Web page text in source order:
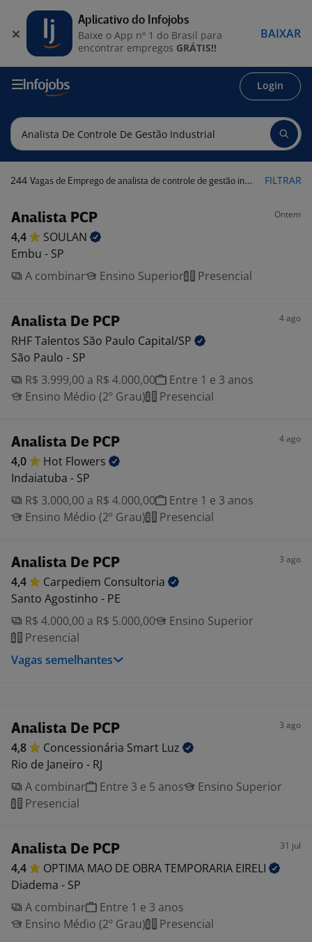
Login
244 Vagas de Emprego de analista de controle de gestão industrial FILTRAR
Analista PCP Ontem
4,4
SOULAN
Embu - SP
A combinar
Ensino Superior Presencial
Analista De PCP 4 ago
RHF Talentos São Paulo Capital/SP
São Paulo - SP
R$ 3.999,00 a R$ 4.000,00
Entre 1 e 3 anos
Ensino Médio (2º Grau)
Presencial
Analista De PCP 4 ago
4,0 Hot Flowers
Indaiatuba - SP
R$ 3.000,00 a R$ 4.000,00
Entre 1 e 3 anos
Ensino Médio (2º Grau)
Presencial
Analista De PCP 3 ago
4,4 Carpediem Consultoria
Santo Agostinho - PE
R$ 4.000,00 a R$ 5.000,00
Ensino Superior
Presencial
Vagas semelhantes
Analista De PCP 3 ago
4,8 Concessionária Smart Luz
Rio de Janeiro - RJ
A combinar
Entre 3 e 5 anos
Ensino Superior
Presencial
Analista De PCP 31 jul
4,4 OPTIMA MAO DE OBRA TEMPORARIA EIRELI
Diadema - SP
A combinar
Entre 1 e 3 anos
Ensino Médio (2º Grau)
Presencial
Aplicativo do Infojobs
Baixe o App nº 1 do Brasil para
encontrar empregos GRÁTIS!!
BAIXAR